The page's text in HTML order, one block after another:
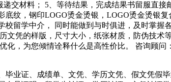
交材料； 5、等待结果，完成结果书留服直
纹，钢印LOGO烫金烫银，LOGO烫金烫银
留学中介， 同时能做到与时俱进，及时掌握
凭的样版，尺寸大小，纸张材质，防伪技
，为您倾情诠释什么是高性价比。 咨询顾问
业证、成绩单、文凭、学历文凭、假文凭假